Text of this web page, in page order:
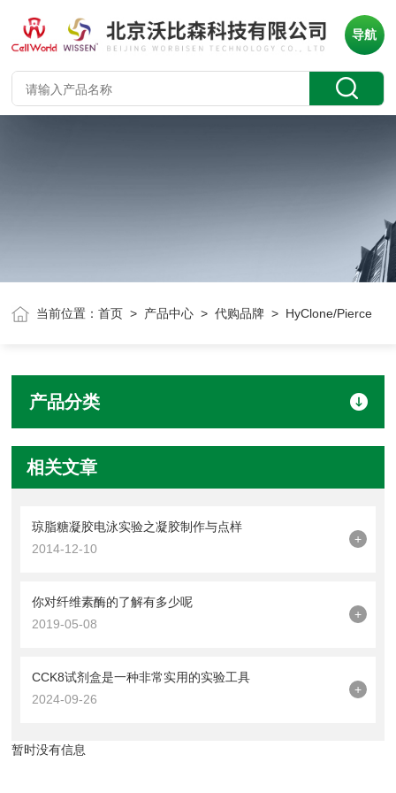
导航
当前位置：首页 > 产品中心 >代购品牌 > HyClone/Pierce
产品分类
相关文章
琼脂糖凝胶电泳实验之凝胶制作与点样
2014-12-10
+
你对纤维素酶的了解有多少呢
2019-05-08
+
CCK8试剂盒是一种非常实用的实验工具
2024-09-26
+
暂时没有信息